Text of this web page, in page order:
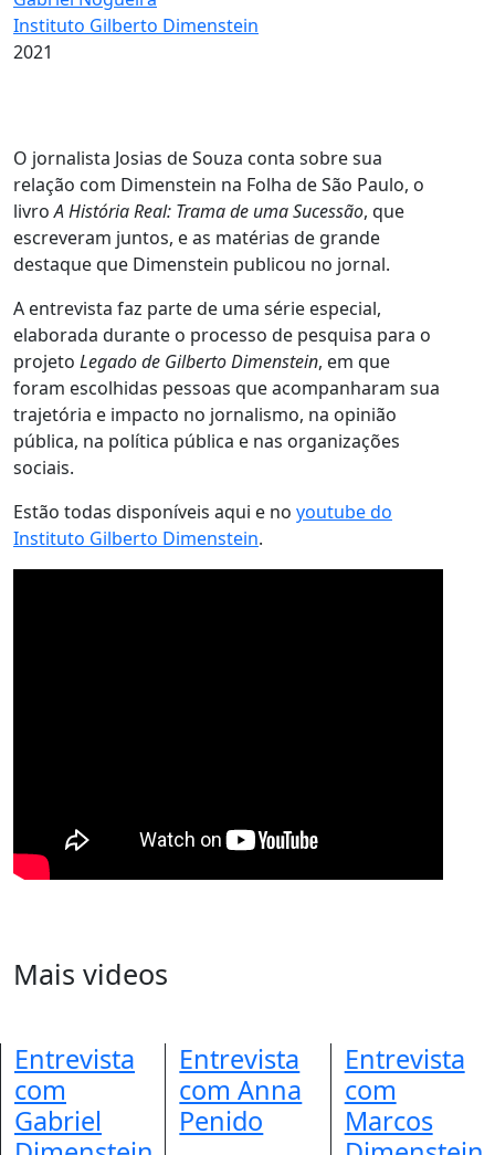
Instituto Gilberto Dimenstein
2021
O jornalista Josias de Souza conta sobre sua
relação com Dimenstein na Folha de São Paulo, o
livroA História Real: Trama de uma Sucessão, que
escreveram juntos, e as matérias de grande
destaque que Dimenstein publicou no jornal.
A entrevista faz parte de uma série especial,
elaborada durante o processo de pesquisa para o
projeto Legado de Gilberto Dimenstein, em que
foram escolhidas pessoas que acompanharam sua
trajetória e impacto no jornalismo, na opinião
pública, na política pública e nas organizações
sociais.
Estão todas disponíveis aqui e no youtube do
Instituto Gilberto Dimenstein.
Mais videos
Entrevista
com
Gabriel
Entrevista
com Anna
Penido
Entrevista
com
Marcos